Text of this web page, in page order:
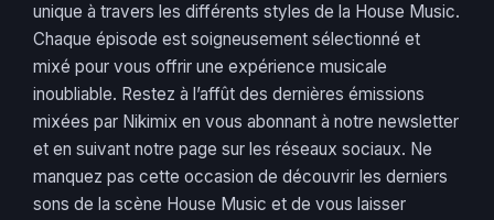
unique à travers les différents styles de la House Music.
Chaque épisode est soigneusement sélectionné et
mixé pour vous offrir une expérience musicale
inoubliable. Restez à l’affût des dernières émissions
mixées par Nikimix en vous abonnant à notre newsletter
et en suivant notre page sur les réseaux sociaux. Ne
manquez pas cette occasion de découvrir les derniers
sons de la scène House Music et de vous laisser